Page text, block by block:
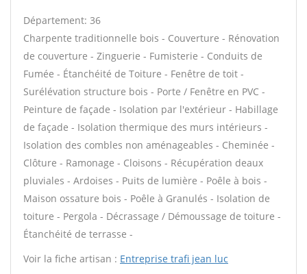
Département: 36
Charpente traditionnelle bois - Couverture - Rénovation
de couverture - Zinguerie - Fumisterie - Conduits de
Fumée - Étanchéité de Toiture - Fenêtre de toit -
Surélévation structure bois - Porte / Fenêtre en PVC -
Peinture de façade - Isolation par l'extérieur - Habillage
de façade - Isolation thermique des murs intérieurs -
Isolation des combles non aménageables - Cheminée -
Clôture - Ramonage - Cloisons - Récupération deaux
pluviales - Ardoises - Puits de lumière - Poêle à bois -
Maison ossature bois - Poêle à Granulés - Isolation de
toiture - Pergola - Décrassage / Démoussage de toiture -
Étanchéité de terrasse -
Voir la fiche artisan : Entreprise trafi jean luc